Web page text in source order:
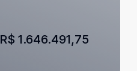
R$ 1.646.491,75